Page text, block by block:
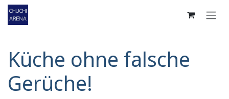
Zum Inhalt springen
Küche ohne falsche
Gerüche!